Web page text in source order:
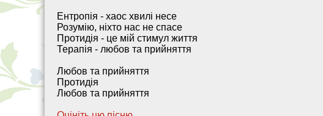
Ентропія - хаос хвилі несе
Розумію, ніхто нас не спасе
Протидія - це мій стимул життя
Терапія - любов та прийняття
Любов та прийняття
Протидія
Любов та прийняття